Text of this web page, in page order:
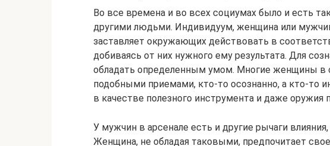
Во все времена и во всех социумах было и есть
другими людьми. Индивидуум, женщина или
заставляет окружающих действовать в
добиваясь от них нужного ему результата. Для
обладать определенным умом. Многие женщины
подобными приемами, кто-то осознанно, а кто-то
в качестве полезного инструмента и даже
У мужчин в арсенале есть и другие рычаги
Женщина, не обладая таковыми, предпочитает